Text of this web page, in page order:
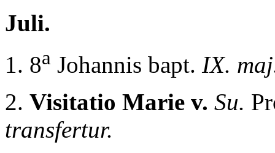
Juli.
1. 8a Johannis bapt. IX.
2. Visitatio Marie v. Su.
transfertur.